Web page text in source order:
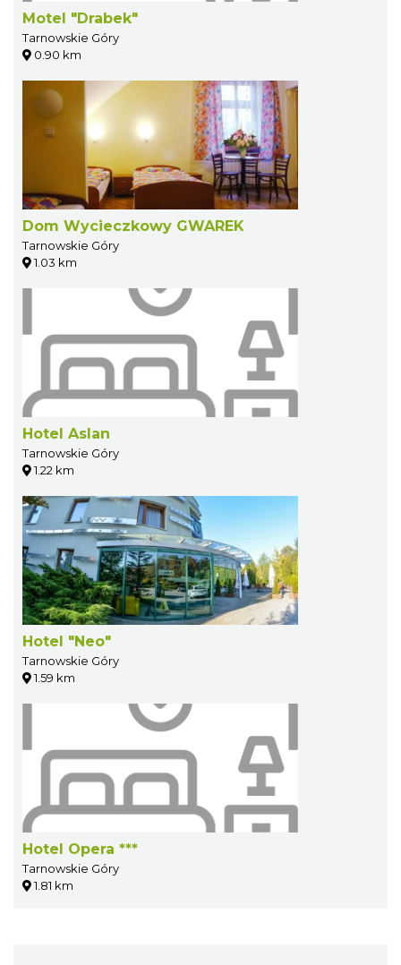
Motel "Drabek"
Tarnowskie Góry
0.90 km
Dom Wycieczkowy GWAREK
Tarnowskie Góry
1.03 km
Hotel Aslan
Tarnowskie Góry
1.22 km
Hotel "Neo"
Tarnowskie Góry
1.59 km
Hotel Opera ***
Tarnowskie Góry
1.81 km